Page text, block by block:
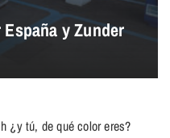
y Zunder
¿y tú, de qué color eres?